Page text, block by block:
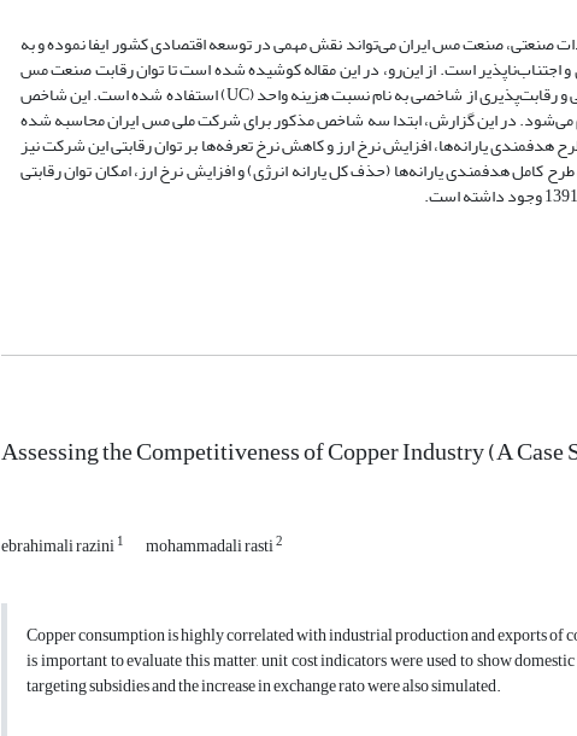
صنعت مس ایران می‌تواند نقش مهمی در توسعه اقتصادی کشور ایفا نموده و به
اجتناب‌ناپذیر است. از این‌رو، در این مقاله کوشیده شده است تا توان رقابت صنعت مس
ایران (مطالعه موردی شرکت ملی مس ایران) ارزیابی شود و برای ارزیابی و محاسبه توان رقابتی و رقابت‌پذیری از شاخصی به نام نسبت هزینه واحد (UC) استفاده شده است. این شاخص
می‌شود. در این گزارش، ابتدا سه شاخص مذکور برای شرکت ملی مس ایران محاسبه شده
هدفمندی یارانه‌ها، افزایش نرخ ارز و کاهش نرخ تعرفه‌ها بر توان رقابتی این شرکت نیز
هدفمندی یارانه‌ها (حذف کل یارانه انرژی) و افزایش نرخ ارز، امکان توان رقابتی
Assessing the Competitiveness of Copper Industry (A
ebrahimali razini1 mohammadali rasti2
Copper consumption is highly correlated with industrial production and exports of
is important to evaluate this matter, unit cost indicators were used to show
targeting subsidies and the increase in exchange rato were also simulated.